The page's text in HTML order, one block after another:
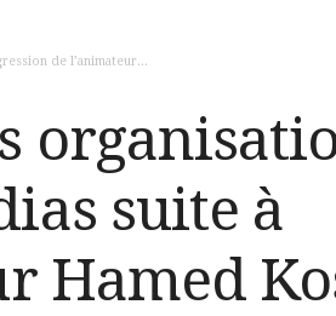
de l’animateur...
suite à
Hamed